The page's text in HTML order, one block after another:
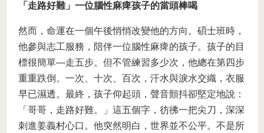
「走路好難」一位腦性麻痺孩子的當頭棒喝
然而，命運在一個午後悄悄改變他的方向。碩士班時，
他參與志工服務，陪伴一位腦性麻痺的孩子。孩子的目
標很簡單—走五步。但不管練習多少次，他總在第四步
重重跌倒。一次、十次、百次，汗水與淚水交織，衣服
早已濕透。最終，孩子仰起頭，聲音顫抖卻堅定地說：
「哥哥，走路好難。」這五個字，彷彿一把尖刀，深深
刺進姜義村心口。他突然明白，世界並不公平。不是所